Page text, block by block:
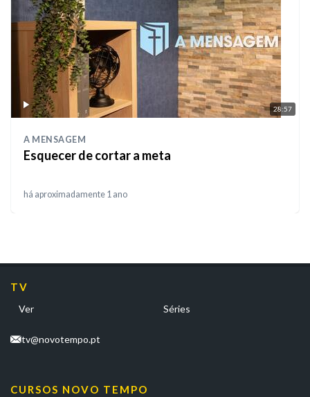
28:57
A MENSAGEM
Esquecer de cortar a meta
há aproximadamente 1 ano
TV
Ver Séries
tv@novotempo.pt
CURSOS NOVO TEMPO